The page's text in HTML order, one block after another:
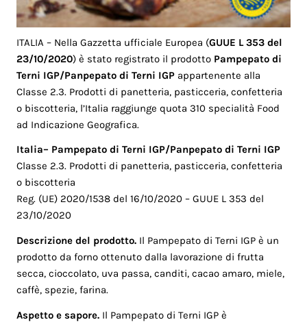
ITALIA – Nella Gazzetta ufficiale Europea (GUUE L 353 del
23/10/2020) è stato registrato il prodotto Pampepato di
Terni IGP/Panpepato di Terni IGP appartenente alla
Classe 2.3. Prodotti di panetteria, pasticceria, confetteria
o biscotteria, l’Italia raggiunge quota 310 specialità Food
ad Indicazione Geografica.
Italia– Pampepato di Terni IGP/Panpepato di Terni IGP
Classe 2.3. Prodotti di panetteria, pasticceria, confetteria
o biscotteria
Reg. (UE) 2020/1538 del 16/10/2020 – GUUE L 353 del
23/10/2020
Descrizione del prodotto. Il Pampepato di Terni IGP è un
prodotto da forno ottenuto dalla lavorazione di frutta
secca, cioccolato, uva passa, canditi, cacao amaro, miele,
caffè, spezie, farina.
Aspetto e sapore. Il Pampepato di Terni IGP è